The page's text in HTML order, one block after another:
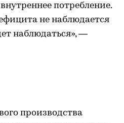
потребление.
не наблюдается
наблюдаться», —
производства